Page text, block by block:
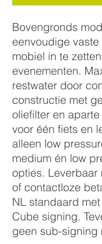
Bovengronds
eenvoudige
mobiel in te
evenementen.
restwater door
constructie met
oliefilter en
voor één fiets en
alleen low
medium én low
opties. Leverbaar
of contactloze
NL standaard
Cube signing.
geen sub-signing